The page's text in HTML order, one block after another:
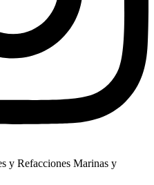
y Refacciones Marinas y